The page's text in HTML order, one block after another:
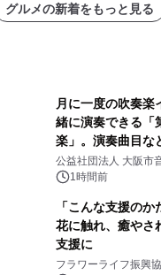
グルメの新着をもっと見る
月に一度の吹奏楽
緒に演奏できる「
楽」。演奏曲目な
公益社団法人 大阪市
1時間前
「こんな支援のか
花に触れ、癒やさ
支援に
フラワーライフ振興